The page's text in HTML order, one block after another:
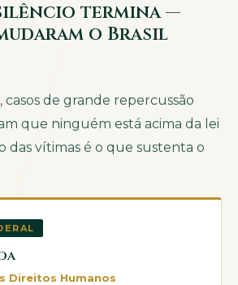
termina —
o Brasil
casos de grande repercussão
que ninguém está acima da lei
das vítimas é o que sustenta o
Direitos Humanos